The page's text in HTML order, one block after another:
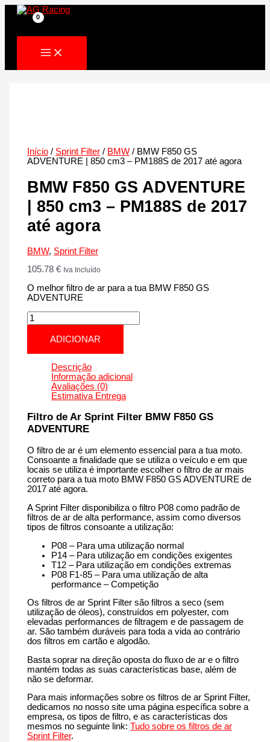
Skip
Início / Sprint Filter / BMW / BMW F850 GS
ADVENTURE | 850 cm3 – PM188S de 2017 até agora
BMW F850 GS ADVENTURE
| 850 cm3 – PM188S de 2017
até agora
BMW, Sprint Filter
105.78€ Iva Incluído
O melhor filtro de ar para a tua BMW F850 GS
ADVENTURE
Quantidade
de
GS
ADVENTURE
PM188S
de
2017
agora
ADICIONAR
Descrição
Informação adicional
Avaliações (0)
Estimativa Entrega
Filtro de Ar Sprint Filter BMW F850 GS
ADVENTURE
O filtro de ar é um elemento essencial para a tua moto.
Consoante a finalidade que se utiliza o veículo e em que
locais se utiliza é importante escolher o filtro de ar mais
correto para a tua moto BMW F850 GS ADVENTURE de
2017 até agora.
A Sprint Filter disponibiliza o filtro P08 como padrão de
filtros de ar de alta performance, assim como diversos
tipos de filtros consoante a utilização:
P08 – Para uma utilização normal
P14 – Para utilização em condições exigentes
T12 – Para utilização em condições extremas
P08 F1-85 – Para uma utilização de alta
performance – Competição
Os filtros de ar Sprint Filter são filtros a seco (sem
utilização de óleos), construídos em polyester, com
elevadas performances de filtragem e de passagem de
ar. São também duráveis para toda a vida ao contrário
dos filtros em cartão e algodão.
Basta soprar na direção oposta do fluxo de ar e o filtro
mantém todas as suas características base, além de
não se deformar.
Para mais informações sobre os filtros de ar Sprint Filter,
dedicamos no nosso site uma página específica sobre a
empresa, os tipos de filtro, e as características dos
mesmos no seguinte link:Tudo sobre os filtros de ar
Sprint Filter.